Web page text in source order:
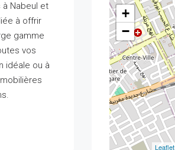
à Nabeul et
à offrir
gamme
vos
idéale ou à
+
−
Leaflet